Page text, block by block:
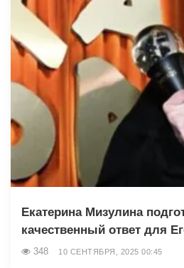
Екатерина Мизулина
качественный ответ для
348 10 СЕНТЯБРЯ, 2025 00:45